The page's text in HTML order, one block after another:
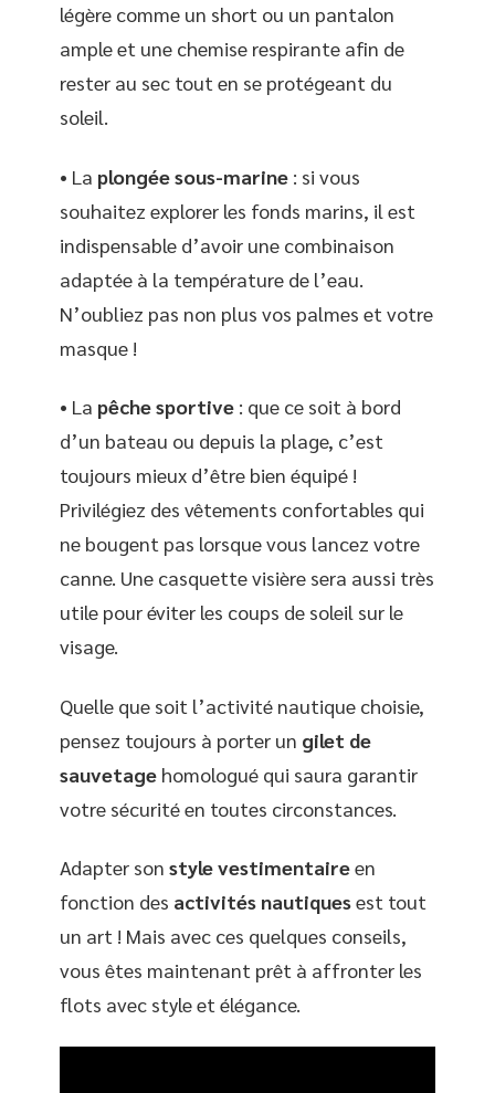
légère comme un short ou un pantalon
ample et une chemise respirante afin de
rester au sec tout en se protégeant du
soleil.
• La plongée sous-marine : si vous
souhaitez explorer les fonds marins, il est
indispensable d’avoir une combinaison
adaptée à la température de l’eau.
N’oubliez pas non plus vos palmes et votre
masque !
• La pêche sportive : que ce soit à bord
d’un bateau ou depuis la plage, c’est
toujours mieux d’être bien équipé !
Privilégiez des vêtements confortables qui
ne bougent pas lorsque vous lancez votre
canne. Une casquette visière sera aussi très
utile pour éviter les coups de soleil sur le
visage.
Quelle que soit l’activité nautique choisie,
pensez toujours à porter un gilet de
sauvetage homologué qui saura garantir
votre sécurité en toutes circonstances.
Adapter son style vestimentaireen
fonction des activités nautiquesest tout
un art ! Mais avec ces quelques conseils,
vous êtes maintenant prêt à affronter les
flots avec style et élégance.